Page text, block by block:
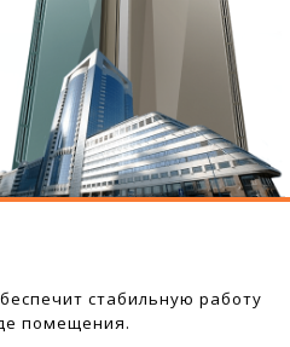
стабильную работу
помещения.